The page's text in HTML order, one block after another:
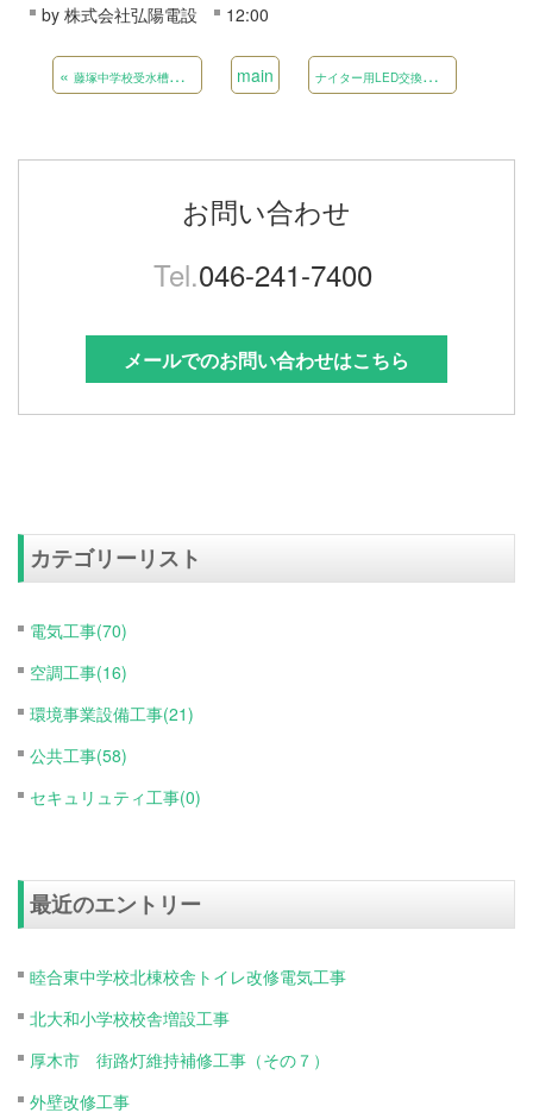
by 株式会社弘陽電設 12:00
«藤塚中学校受水槽改修工事 main ナ
イター用LED交換工事
お問い合わせ
Tel.046-241-7400
メールでのお問い合わせはこちら
カテゴリーリスト
電気工事(70)
空調工事(16)
環境事業設備工事(21)
公共工事(58)
セキュリュティ工事(0)
最近のエントリー
睦合東中学校北棟校舎トイレ改修電気工事
北大和小学校校舎増設工事
厚木市 街路灯維持補修工事（その７）
外壁改修工事